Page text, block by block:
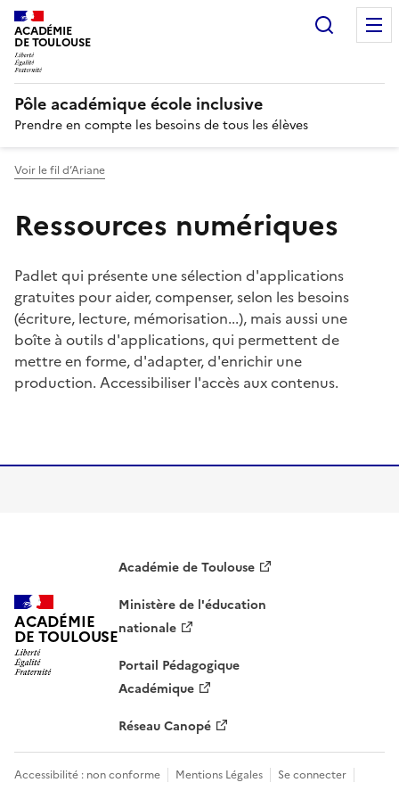
ACADÉMIE
DE TOULOUSE
Pôle académique école inclusive
Prendre en compte les besoins de tous les élèves
Voir le fil d’Ariane
Ressources numériques
Padlet qui présente une sélection d'applications
gratuites pour aider, compenser, selon les besoins
(écriture, lecture, mémorisation...), mais aussi une
boîte à outils d'applications, qui permettent de
mettre en forme, d'adapter, d'enrichir une
production. Accessibiliser l'accès aux contenus.
ACADÉMIE
DE TOULOUSE
Académie de Toulouse
Ministère de l'éducation
nationale
Portail Pédagogique
Académique
Réseau Canopé
Accessibilité : non conforme Mentions Légales
Se connecter